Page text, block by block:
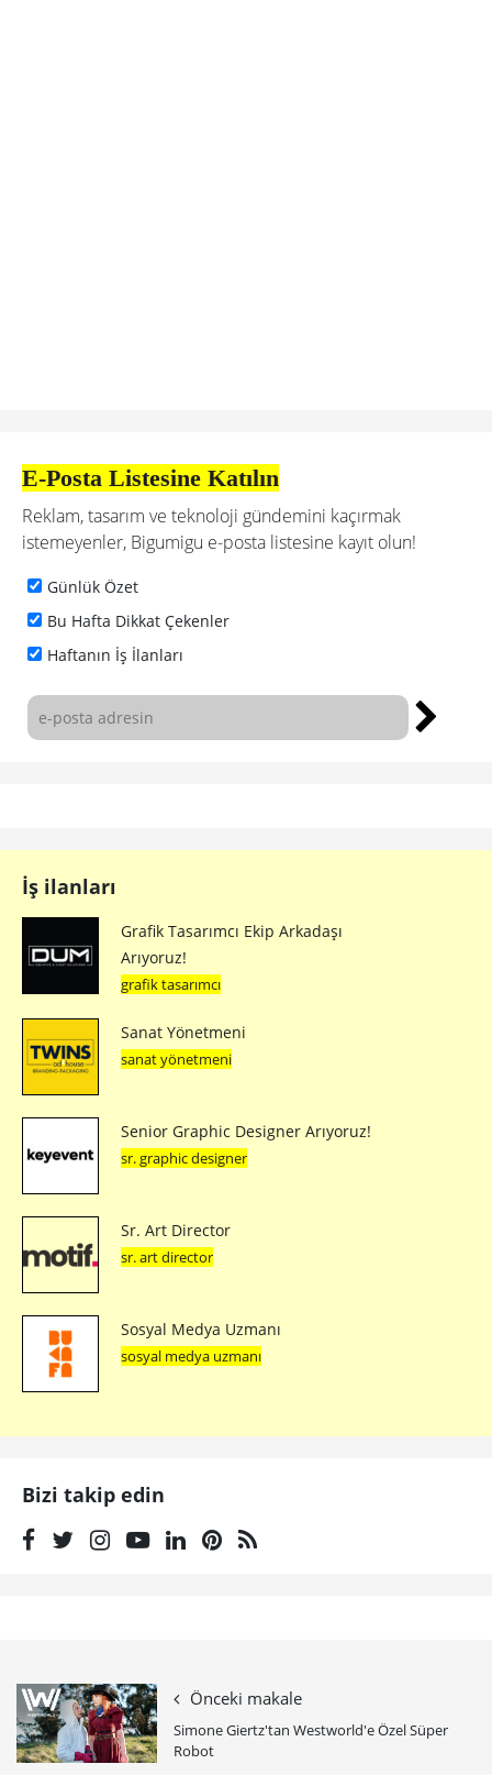
E-Posta Listesine Katılın
Reklam, tasarım ve teknoloji gündemini kaçırmak
istemeyenler, Bigumigu e-posta listesine kayıt olun!
Günlük Özet
Bu Hafta Dikkat Çekenler
Haftanın İş İlanları
İş ilanları
Grafik Tasarımcı Ekip Arkadaşı
Arıyoruz!
grafik tasarımcı
Sanat Yönetmeni
sanat yönetmeni
Senior Graphic Designer Arıyoruz!
sr. graphic designer
Sr. Art Director
sr. art director
Sosyal Medya Uzmanı
sosyal medya uzmanı
Bizi takip edin
Önceki makale
Simone Giertz'tan Westworld'e Özel Süper
Robot